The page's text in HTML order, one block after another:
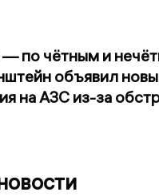
— по чётным и
объявил
на АЗС из-за